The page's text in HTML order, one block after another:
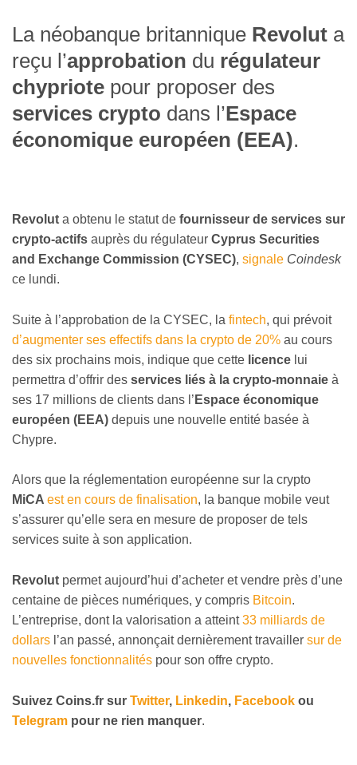
La néobanque britannique Revolut a
reçu l’approbation du régulateur
chypriote pour proposer des
services crypto dans l’Espace
économique européen (EEA).
Revolut a obtenu le statut de fournisseur de services sur
crypto-actifs auprès du régulateur Cyprus Securities
and Exchange Commission (CYSEC), signale Coindesk
ce lundi.
Suite à l’approbation de la CYSEC, la fintech, qui prévoit
d’augmenter ses effectifs dans la crypto de 20% au cours
des six prochains mois, indique que cette licence lui
permettra d’offrir des services liés à la crypto-monnaie à
ses 17 millions de clients dans l’ Espace économique
européen (EEA) depuis une nouvelle entité basée à
Chypre.
Alors que la réglementation européenne sur la crypto
MiCA est en cours de finalisation, la banque mobile veut
s’assurer qu’elle sera en mesure de proposer de tels
services suite à son application.
Revolut permet aujourd’hui d’acheter et vendre près d’une
centaine de pièces numériques, y compris Bitcoin.
L’entreprise, dont la valorisation a atteint33 milliards de
dollars l’an passé, annonçait dernièrement travailler sur de
nouvelles fonctionnalités pour son offre crypto.
Suivez Coins.fr sur Twitter, Linkedin, Facebook ou
Telegram pour ne rien manquer.